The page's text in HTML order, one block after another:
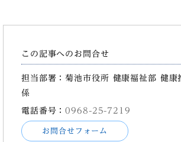
この記事へのお問合せ
担当部署：菊池市役所 健康福祉部 健康
係
電話番号：0968-25-7219
お問合せフォーム